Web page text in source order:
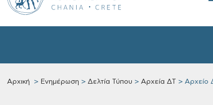
Αρχική Ενημέρωση Δελτία Τύπου Αρχεία ΔΤ Αρχείο